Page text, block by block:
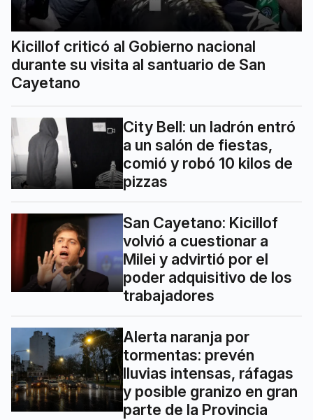
Kicillof criticó al Gobierno nacional
durante su visita al santuario de San
Cayetano
City Bell: un ladrón entró
a un salón de fiestas,
comió y robó 10 kilos de
pizzas
San Cayetano: Kicillof
volvió a cuestionar a
Milei y advirtió por el
poder adquisitivo de los
trabajadores
Alerta naranja por
tormentas: prevén
lluvias intensas, ráfagas
y posible granizo en gran
parte de la Provincia